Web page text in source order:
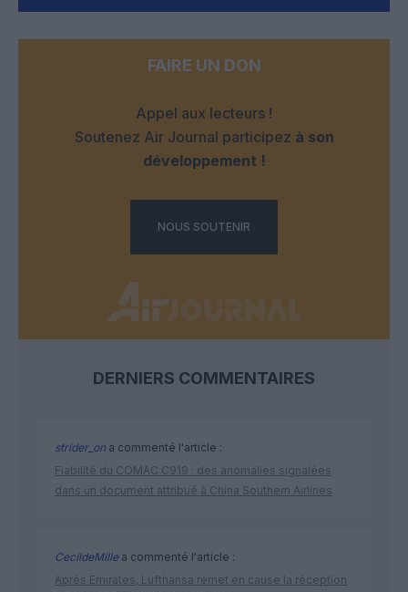
FAIRE UN DON
Appel aux lecteurs !
Soutenez Air Journal participez à son
développement !
NOUS SOUTENIR
DERNIERS COMMENTAIRES
strider_on a commenté l'article :
Fiabilité du COMAC C919 : des anomalies signalées
dans un document attribué à China Southern Airlines
CecildeMillea commenté l'article :
Après Emirates, Lufthansa remet en cause la réception